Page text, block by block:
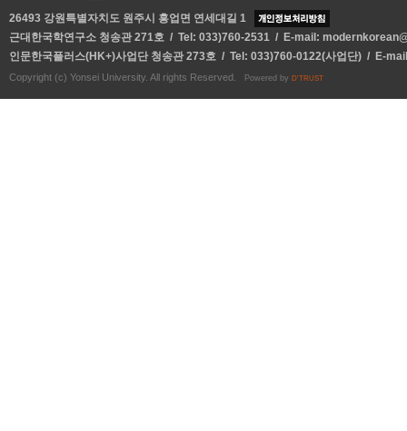
26493 강원특별자치도 원주시 흥업면 연세대길 1
근대한국학연구소 청송관 271호 / Tel: 033)760-2531 / E-mail:
인문한국플러스(HK+)사업단 청송관 273호 / Tel: 033)760-0122(사업단) / E-
Copyright (c) Yonsei University. All rights Reserved. Powered by D'TRUST